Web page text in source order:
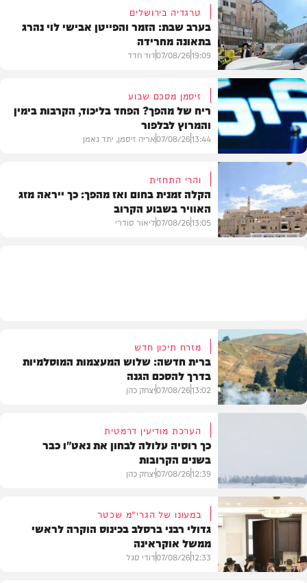
בארץ
טרגדיה בירושלים
בערב שבת: הזמר והפייטן אבישי לוי נהרג
בתאונה מחרידה
19:09
07/08/26דוד חדד
פוליטי
זיסמן מסכם שבוע
ריח של מהפך? הפחד בליכוד, הקרבות בימין
והמרוץ לבלפור
13:44
07/08/26אריה זיסמן, יתד נאמן
והרי התחזית
הקלה זמנית בחום ואז מהפך: כך ייראה מזג
האוויר בשבוע הקרוב
13:05
07/08/26ליאור סודרי
מזרח תיכון חדש
ברית חדשה: שלוש המעצמות המוסלמיות
בדרך להסכם הגנה
13:02
07/08/26יצחק כהן
הערכת מודיעין דרמטית
כך רוסיה עלולה לבחון את נאט"ו כבר
בשנים הקרובות
12:39
07/08/26יצחק כהן
במעונו של הגרי"מ שכטר
גדולי רבני ברסלב בכינוס הוקרה לראשי
ממשל אוקראינה
12:33
07/08/26דודי סגל